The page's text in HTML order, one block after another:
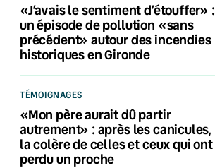
«J’avais le sentiment d’étouffer» :
un épisode de pollution «sans
précédent» autour des incendies
historiques en Gironde
TÉMOIGNAGES
«Mon père aurait dû partir
autrement» : après les canicules,
la colère de celles et ceux qui ont
perdu un proche